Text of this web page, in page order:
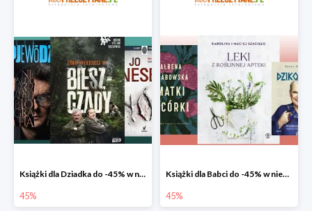
Książki dla Dziadka do -45% w niePrzeczytane.pl
45%
Książki dla Babci do -45% w niePrzeczytane.pl
45%